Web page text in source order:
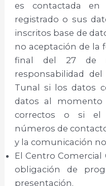
es contactada
registrado o sus
inscritos base de
no aceptación de la
final del 27 de
responsabilidad
Tunal si los datos
datos al
correctos o si el
números de
y la comunicación
El Centro
obligación de
presentación.